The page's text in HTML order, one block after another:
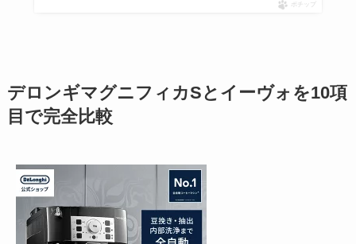
ポチップ
デロンギマグニフィカSとイーヴォを10項
目で完全比較